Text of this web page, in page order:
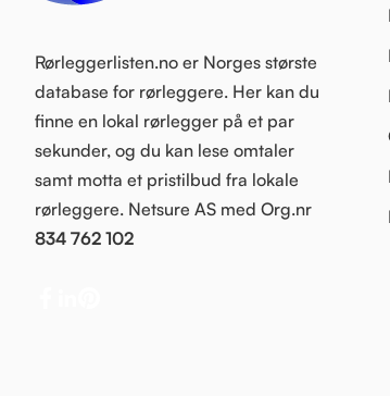
Rørleggerlisten.no er Norges største
database for rørleggere. Her kan du
finne en lokal rørlegger på et par
sekunder, og du kan lese omtaler
samt motta et pristilbud fra lokale
rørleggere. Netsure AS med Org.nr
834 762 102